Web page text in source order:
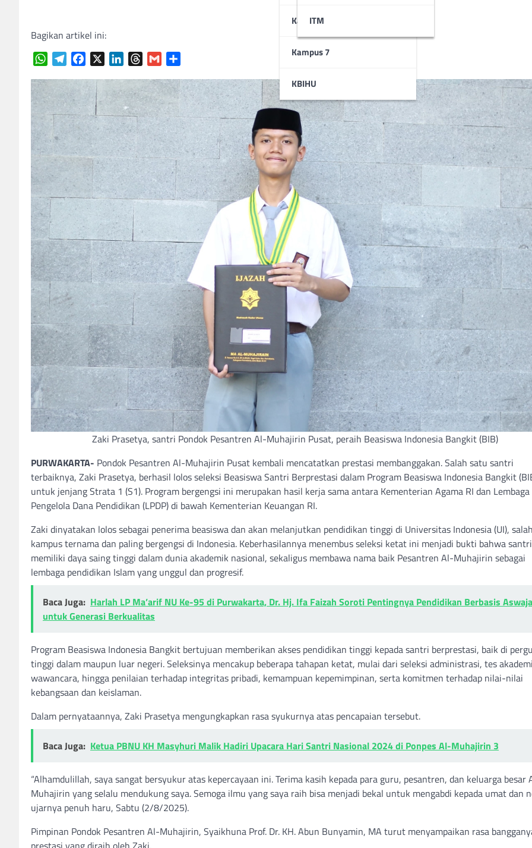
STAI
ITM
Kampus 6
Kampus 7
KBIHU
Bagikan artikel ini:
WhatsAppTelegramFacebook LinkedInThreads
Gmail
Zaki Prasetya, santri Pondok Pesantren Al-Muhajirin Pusat, peraih Beasiswa Indonesia Bangkit (BIB)
PURWAKARTA- Pondok Pesantren Al-Muhajirin Pusat kembali mencatatkan prestasi membanggakan. Salah satu santri
terbaiknya, Zaki Prasetya, berhasil lolos seleksi Beasiswa Santri Berprestasi dalam Program Beasiswa Indonesia Bangkit
untuk jenjang Strata 1 (S1). Program bergengsi ini merupakan hasil kerja sama antara Kementerian Agama RI dan Lembaga
Pengelola Dana Pendidikan (LPDP) di bawah Kementerian Keuangan RI.
Zaki dinyatakan lolos sebagai penerima beasiswa dan akan melanjutkan pendidikan tinggi di Universitas Indonesia (UI),
kampus ternama dan paling bergengsi di Indonesia. Keberhasilannya menembus seleksi ketat ini menjadi bukti bahwa santri
memiliki daya saing tinggi dalam dunia akademik nasional, sekaligus membawa nama baik Pesantren Al-Muhajirin sebagai
lembaga pendidikan Islam yang unggul dan progresif.
Baca Juga: Harlah LP Ma’arif NU Ke-95 di Purwakarta, Dr. Hj. Ifa Faizah Soroti Pentingnya Pendidikan Berbasis Aswaja
untuk Generasi Berkualitas
Program Beasiswa Indonesia Bangkit bertujuan memberikan akses pendidikan tinggi kepada santri berprestasi, baik di
tinggi dalam maupun luar negeri. Seleksinya mencakup beberapa tahapan ketat, mulai dari seleksi administrasi, tes
wawancara, hingga penilaian terhadap integritas pribadi, kemampuan kepemimpinan, serta komitmen terhadap nilai-nilai
kebangsaan dan keislaman.
Dalam pernyataannya, Zaki Prasetya mengungkapkan rasa syukurnya atas pencapaian tersebut.
Baca Juga: Ketua PBNU KH Masyhuri Malik Hadiri Upacara Hari Santri Nasional 2024 di Ponpes Al-Muhajirin 3
“Alhamdulillah, saya sangat bersyukur atas kepercayaan ini. Terima kasih kepada para guru, pesantren, dan keluarga besar
Muhajirin yang selalu mendukung saya. Semoga ilmu yang saya raih bisa menjadi bekal untuk mengabdi kepada umat dan
ujarnya penuh haru, Sabtu (2/8/2025).
Pimpinan Pondok Pesantren Al-Muhajirin, Syaikhuna Prof. Dr. KH. Abun Bunyamin, MA turut menyampaikan rasa